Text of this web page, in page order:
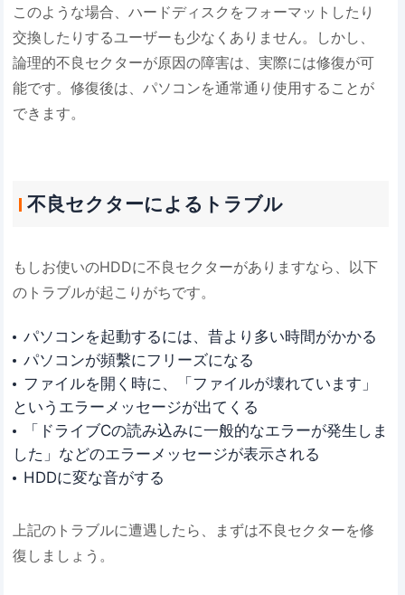
このような場合、ハードディスクをフォーマットしたり
交換したりするユーザーも少なくありません。しかし、
論理的不良セクターが原因の障害は、実際には修復が可
能です。修復後は、パソコンを通常通り使用することが
できます。
不良セクターによるトラブル
もしお使いのHDDに不良セクターがありますなら、以下
のトラブルが起こりがちです。
パソコンを起動するには、昔より多い時間がかかる
パソコンが頻繫にフリーズになる
ファイルを開く時に、「ファイルが壊れています」
というエラーメッセージが出てくる
「ドライブCの読み込みに一般的なエラーが発生しま
した」などのエラーメッセージが表示される
HDDに変な音がする
上記のトラブルに遭遇したら、まずは不良セクターを修
復しましょう。